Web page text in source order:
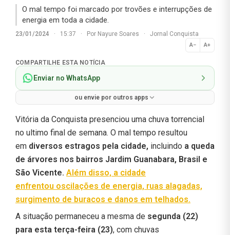
O mal tempo foi marcado por trovões e interrupções de
energia em toda a cidade.
23/01/2024 · 15:37 · Por Nayure Soares · Jornal Conquista
A− A+
Normal
COMPARTILHE ESTA NOTÍCIA
Enviar no WhatsApp
ou envie por outros apps
Vitória da Conquista presenciou uma chuva torrencial
no ultimo final de semana. O mal tempo resultou
em diversos estragos pela cidade, incluindo a queda
de árvores nos bairros Jardim Guanabara, Brasil e
São Vicente. Além disso, a cidade
enfrentou oscilações de energia, ruas alagadas,
surgimento de buracos e danos em telhados.
A situação permaneceu a mesma de segunda (22)
para esta terça-feira (23), com chuvas